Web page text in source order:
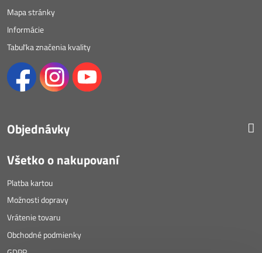
Mapa stránky
Informácie
Tabuľka značenia kvality
Objednávky
Všetko o nakupovaní
Platba kartou
Možnosti dopravy
Vrátenie tovaru
Obchodné podmienky